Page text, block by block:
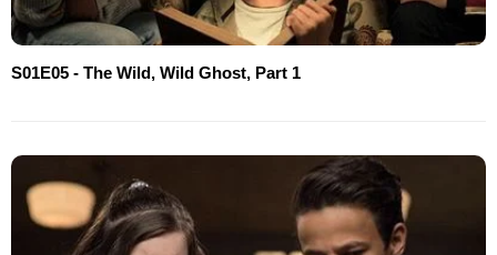
S01E05 - The Wild, Wild Ghost, Part 1